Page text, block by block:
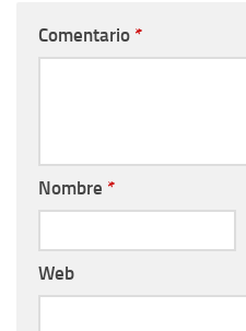
Comentario *
Nombre *
Web